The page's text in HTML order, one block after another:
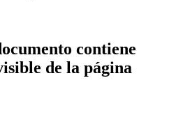
contiene
de la página